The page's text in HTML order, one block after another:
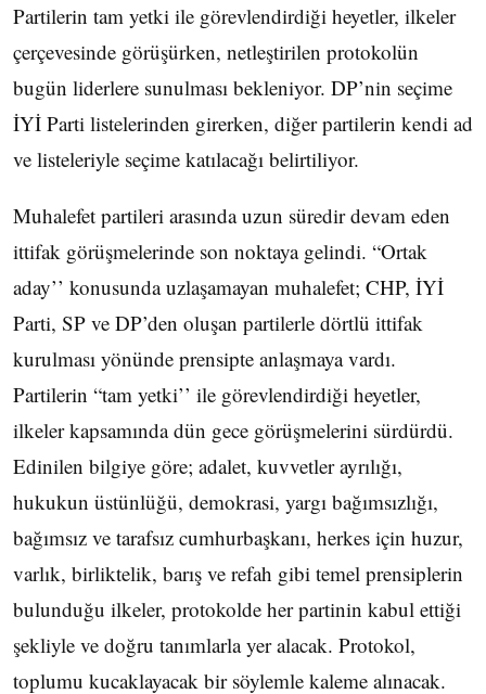
Partilerin tam yetki ile görevlendirdiği heyetler, ilkeler
çerçevesinde görüşürken, netleştirilen protokolün
bugün liderlere sunulması bekleniyor. DP’nin seçime
İYİ Parti listelerinden girerken, diğer partilerin kendi ad
ve listeleriyle seçime katılacağı belirtiliyor.
Muhalefet partileri arasında uzun süredir devam eden
ittifak görüşmelerinde son noktaya gelindi. “Ortak
aday’’ konusunda uzlaşamayan muhalefet; CHP, İYİ
Parti, SP ve DP’den oluşan partilerle dörtlü ittifak
kurulması yönünde prensipte anlaşmaya vardı.
Partilerin “tam yetki’’ ile görevlendirdiği heyetler,
ilkeler kapsamında dün gece görüşmelerini sürdürdü.
Edinilen bilgiye göre; adalet, kuvvetler ayrılığı,
hukukun üstünlüğü, demokrasi, yargı bağımsızlığı,
bağımsız ve tarafsız cumhurbaşkanı, herkes için huzur,
varlık, birliktelik, barış ve refah gibi temel prensiplerin
bulunduğu ilkeler, protokolde her partinin kabul ettiği
şekliyle ve doğru tanımlarla yer alacak. Protokol,
toplumu kucaklayacak bir söylemle kaleme alınacak.